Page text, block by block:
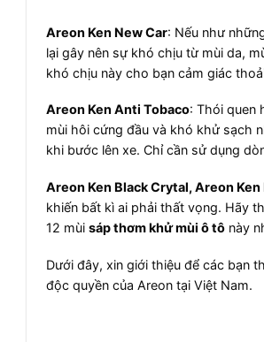
Areon Ken New Car: Nếu như
lại gây nên sự khó chịu từ mùi da,
khó chịu này cho bạn cảm giác
Areon Ken Anti Tobaco: Thói quen
mùi hôi cứng đầu và khó khử sạch
khi bước lên xe. Chỉ cần sử dụng
Areon Ken Black Crytal, Areon
khiến bất kì ai phải thất vọng. Hãy
12 mùi sáp thơm khử mùi ô tônày
Dưới đây, xin giới thiệu để các bạn
độc quyền của Areon tại Việt Nam.